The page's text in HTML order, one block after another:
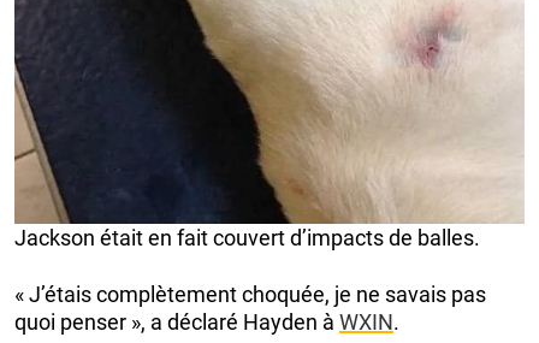
Jackson était en fait couvert d’impacts de balles.
« J’étais complètement choquée, je ne savais pas
quoi penser », a déclaré Hayden à WXIN.